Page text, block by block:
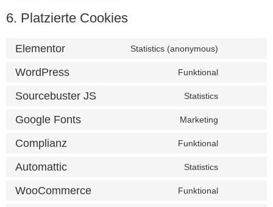
6. Platzierte Cookies
Elementor Statistics (anonymous)
WordPress Funktional
Sourcebuster JS Statistics
Google Fonts Marketing
Complianz Funktional
Automattic Statistics
WooCommerce Funktional